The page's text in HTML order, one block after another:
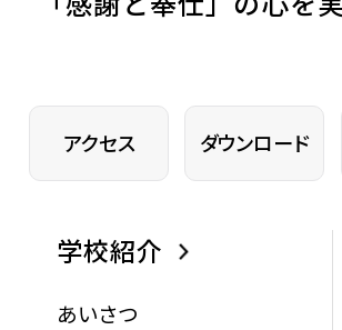
アクセス ダウンロード
学校紹介
あいさつ